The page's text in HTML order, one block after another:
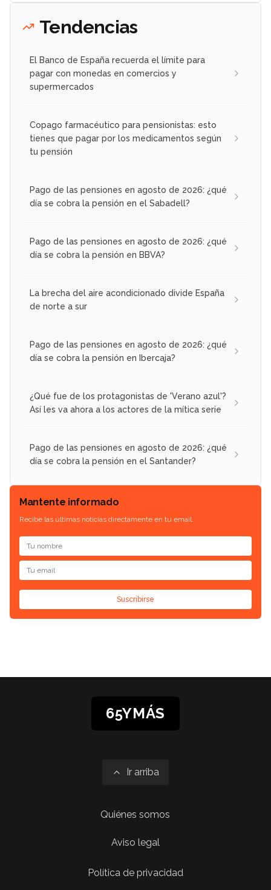
Tendencias
El Banco de España recuerda el límite para
pagar con monedas en comercios y
supermercados
Copago farmacéutico para pensionistas: esto
tienes que pagar por los medicamentos según
tu pensión
Pago de las pensiones en agosto de 2026: ¿qué
día se cobra la pensión en el Sabadell?
Pago de las pensiones en agosto de 2026: ¿qué
día se cobra la pensión en BBVA?
La brecha del aire acondicionado divide España
de norte a sur
Pago de las pensiones en agosto de 2026: ¿qué
día se cobra la pensión en Ibercaja?
¿Qué fue de los protagonistas de 'Verano azul'?
Así les va ahora a los actores de la mítica serie
Pago de las pensiones en agosto de 2026: ¿qué
día se cobra la pensión en el Santander?
Mantente informado
Recibe las últimas noticias directamente en tu email.
Suscribirse
65YMÁS
Ir arriba
Quiénes somos
Aviso legal
Política de privacidad